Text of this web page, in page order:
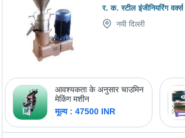
र. क. स्टील इंजीनियरिंग वर्क्स
नयी दिल्ली
आवश्यकता के अनुसार चाउमिन
मेकिंग मशीन
मूल्य : 47500 INR